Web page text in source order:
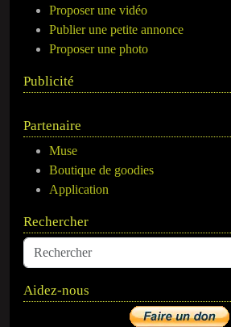
Proposer une vidéo
Publier une petite annonce
Proposer une photo
Publicité
Partenaire
Muse
Boutique de goodies
Application
Rechercher
Aidez-nous